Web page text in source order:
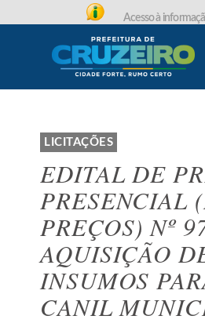
Acesso à
LICITAÇÕES
EDITAL DE
PRESENCIAL
PREÇOS) Nº
AQUISIÇÃO
INSUMOS
CANIL